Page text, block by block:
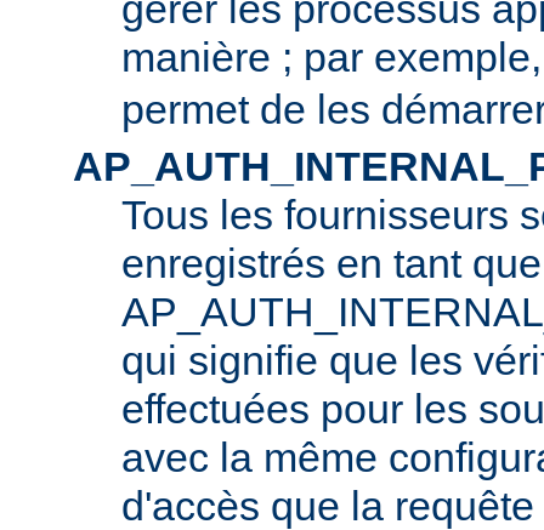
manière ; par
permet de les
Tous les fournisseurs
enregistrés en tant que
qui signifie que les
effectuées pour les
avec la même
d'accès que la